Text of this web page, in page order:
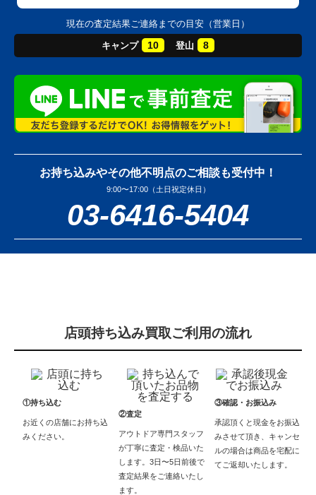
現在の査定結果ご連絡までの目安（営業日）
キャンプ 10 登山 8
お持ち込みやその他不明点のご相談も受付中！
9:00〜17:00（土日祝定休日）
03-6416-5404
店頭持ち込み買取ご利用の流れ
①持ち込む
お近くの店舗にお持ち込
みください。
②査定
アウトドア専門スタッフ
が丁寧に査定・検品いた
します。3日〜5日前後で
査定結果をご連絡いたし
ます。
③確認・お振込み
承認頂くと現金をお振込
みさせて頂き、キャンセ
ルの場合は商品を宅配に
てご返却いたします。